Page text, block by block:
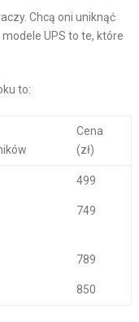
Chcą oni uniknąć
UPS to te, które
to:
Cena
(zł)
499
749
789
850